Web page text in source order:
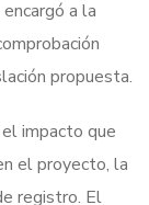
a la
propuesta.
impacto que
el proyecto, la
registro. El